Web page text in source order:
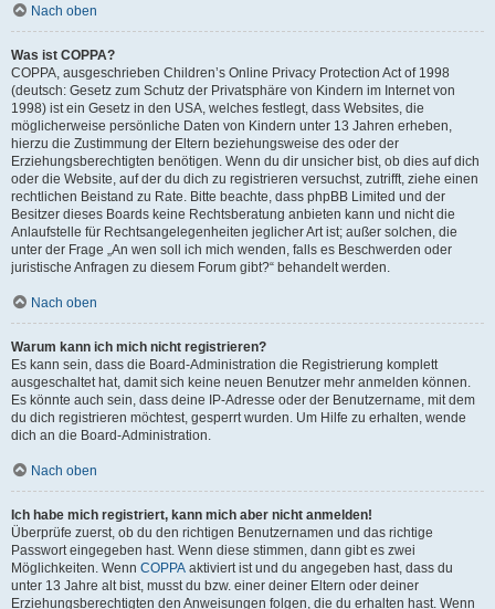
Nach oben
Was ist COPPA?
COPPA, ausgeschrieben Children’s Online Privacy Protection Act of 1998
(deutsch: Gesetz zum Schutz der Privatsphäre von Kindern im Internet von
1998) ist ein Gesetz in den USA, welches festlegt, dass Websites, die
möglicherweise persönliche Daten von Kindern unter 13 Jahren erheben,
hierzu die Zustimmung der Eltern beziehungsweise des oder der
Erziehungsberechtigten benötigen. Wenn du dir unsicher bist, ob dies auf dich
oder die Website, auf der du dich zu registrieren versuchst, zutrifft, ziehe einen
rechtlichen Beistand zu Rate. Bitte beachte, dass phpBB Limited und der
Besitzer dieses Boards keine Rechtsberatung anbieten kann und nicht die
Anlaufstelle für Rechtsangelegenheiten jeglicher Art ist; außer solchen, die
unter der Frage „An wen soll ich mich wenden, falls es Beschwerden oder
juristische Anfragen zu diesem Forum gibt?“ behandelt werden.
Nach oben
Warum kann ich mich nicht registrieren?
Es kann sein, dass die Board-Administration die Registrierung komplett
ausgeschaltet hat, damit sich keine neuen Benutzer mehr anmelden können.
Es könnte auch sein, dass deine IP-Adresse oder der Benutzername, mit dem
du dich registrieren möchtest, gesperrt wurden. Um Hilfe zu erhalten, wende
dich an die Board-Administration.
Nach oben
Ich habe mich registriert, kann mich aber nicht anmelden!
Überprüfe zuerst, ob du den richtigen Benutzernamen und das richtige
Passwort eingegeben hast. Wenn diese stimmen, dann gibt es zwei
Möglichkeiten. Wenn COPPA aktiviert ist und du angegeben hast, dass du
unter 13 Jahre alt bist, musst du bzw. einer deiner Eltern oder deiner
Erziehungsberechtigten den Anweisungen folgen, die du erhalten hast. Wenn